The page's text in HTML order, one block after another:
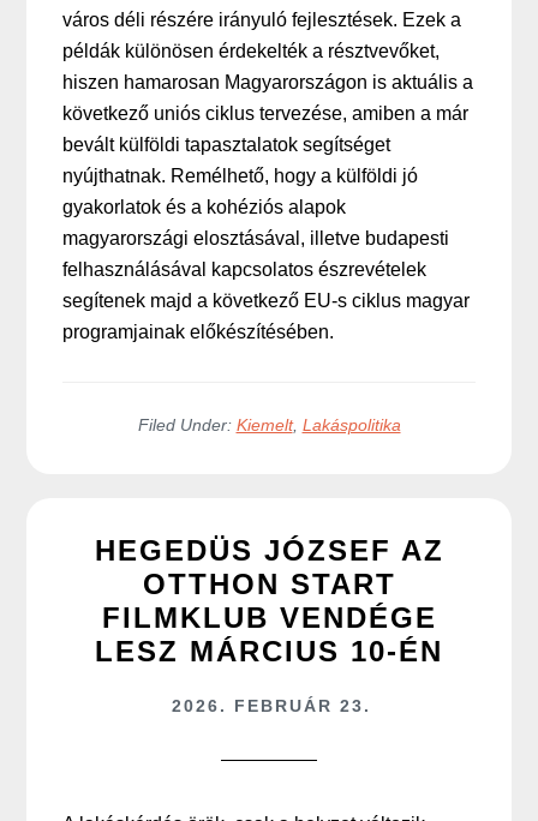
város déli részére irányuló fejlesztések. Ezek a
példák különösen érdekelték a résztvevőket,
hiszen hamarosan Magyarországon is aktuális a
következő uniós ciklus tervezése, amiben a már
bevált külföldi tapasztalatok segítséget
nyújthatnak. Remélhető, hogy a külföldi jó
gyakorlatok és a kohéziós alapok
magyarországi elosztásával, illetve budapesti
felhasználásával kapcsolatos észrevételek
segítenek majd a következő EU-s ciklus magyar
programjainak előkészítésében.
Filed Under: Kiemelt, Lakáspolitika
HEGEDÜS JÓZSEF AZ
OTTHON START
FILMKLUB VENDÉGE
LESZ MÁRCIUS 10-ÉN
2026. FEBRUÁR 23.